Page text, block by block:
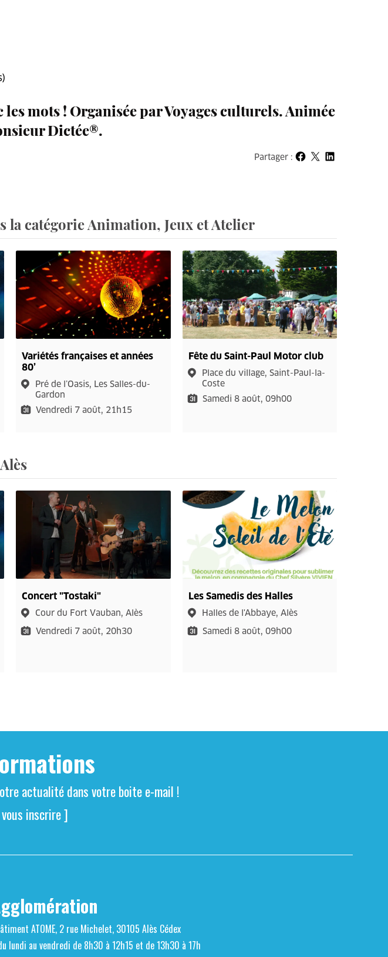
les mots ! Organisée par Voyages culturels. Animée
Dictée®.
Partager :Partager sur Facebook
Partager sur X
Partager sur LinkedIn
la catégorie Animation, Jeux et Atelier
Variétés françaises et années
80’
Pré de l’Oasis, Les Salles-du-
Gardon
Vendredi 7 août, 21h15
Fête du Saint-Paul Motor club
Place du village, Saint-Paul-la-
Coste
Samedi 8 août, 09h00
Concert "Tostaki"
Cour du Fort Vauban, Alès
Vendredi 7 août, 20h30
Les Samedis des Halles
Halles de l'Abbaye, Alès
Samedi 8 août, 09h00
actualité dans votre boite e-mail !
inscrire ]
ATOME, 2 rue Michelet, 30105 Alès Cédex
lundi au vendredi de 8h30 à 12h15 et de 13h30 à 17h